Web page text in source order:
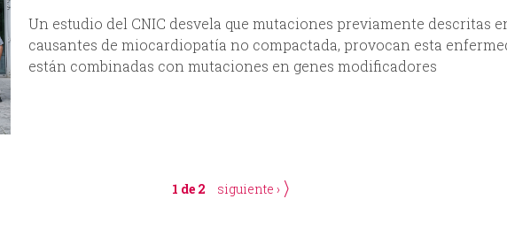
Un estudio del CNIC desvela que mutaciones previamente descritas
causantes de miocardiopatía no compactada, provocan esta
están combinadas con mutaciones en genes modificadores
1 de 2 siguiente ›